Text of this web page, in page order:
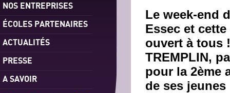
NOS ENTREPRISES
ÉCOLES PARTENAIRES
ACTUALITÉS
PRESSE
A SAVOIR
Le week-end
Essec et
ouvert à tous !
TREMPLIN,
pour la 2ème
de ses jeunes